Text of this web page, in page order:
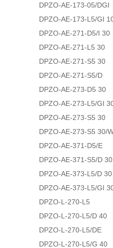
DPZO-AE-173-05/DGI
DPZO-AE-173-L5/GI
DPZO-AE-271-D5/I 30
DPZO-AE-271-L5 30
DPZO-AE-271-S5 30
DPZO-AE-271-S5/D
DPZO-AE-273-D5 30
DPZO-AE-273-L5/GI
DPZO-AE-273-S5 30
DPZO-AE-273-S5 30/
DPZO-AE-371-D5/E
DPZO-AE-371-S5/D 30
DPZO-AE-373-L5/D 30
DPZO-AE-373-L5/GI
DPZO-L-270-L5
DPZO-L-270-L5/D 40
DPZO-L-270-L5/DE
DPZO-L-270-L5/G 40